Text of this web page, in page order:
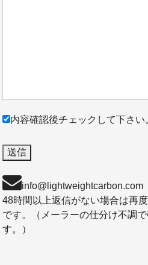
内容確認後チェックして下さい
info@lightweightcarbon.com
48時間以上返信がない場合は再
です。（メーラーの仕分け不調
す。）